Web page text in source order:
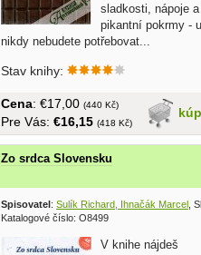
sladkosti, nápoje a
pikantní pokrmy -
nikdy nebudete potřebovat...
Stav knihy:
Cena: €17,00 (440 Kč)
Pre Vás: €16,15 (418 Kč)
Zo srdca Slovensku
Spisovatel : Sulík Richard, Ihnačák Marcel ,
Katalogové číslo: O8499
V knihe nájdeš